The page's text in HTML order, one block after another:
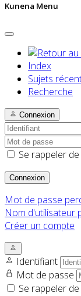
Kunena Menu
Index
Sujets
Recherche
Connexion
Se rappeler
Connexion
Mot de passe
Nom d'utilisateur
Créer un compte
Identifiant
Mot de passe
Se rappeler